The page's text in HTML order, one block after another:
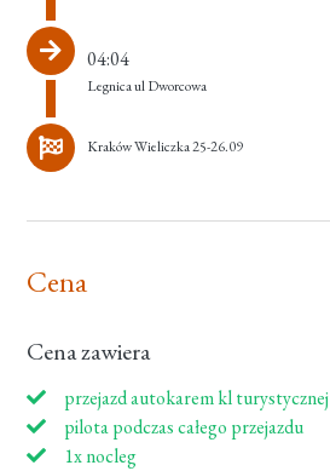
04:04
Legnica ul Dworcowa
Kraków Wieliczka 25-26.09
Cena
Cena zawiera
przejazd autokarem kl turystycznej
pilota podczas całego przejazdu
1x nocleg